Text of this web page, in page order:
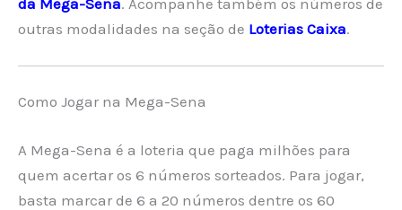
outras modalidades na seção de Loterias Caixa.
Como Jogar na Mega-Sena
A Mega-Sena é a loteria que paga milhões para
quem acertar os 6 números sorteados. Para jogar,
basta marcar de 6 a 20 números dentre os 60